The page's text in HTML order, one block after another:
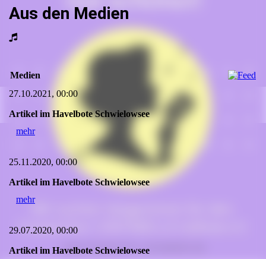
Aus den Medien
Medien
27.10.2021, 00:00
Artikel im Havelbote Schwielowsee
mehr
25.11.2020, 00:00
Artikel im Havelbote Schwielowsee
mehr
29.07.2020, 00:00
Artikel im Havelbote Schwielowsee